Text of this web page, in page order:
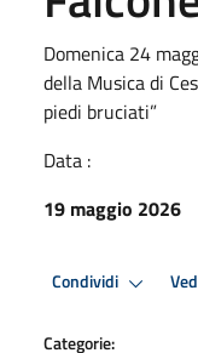
Domenica 24
della Musica di
piedi bruciati”
Data :
19 maggio 2026
Condividi
Categorie: